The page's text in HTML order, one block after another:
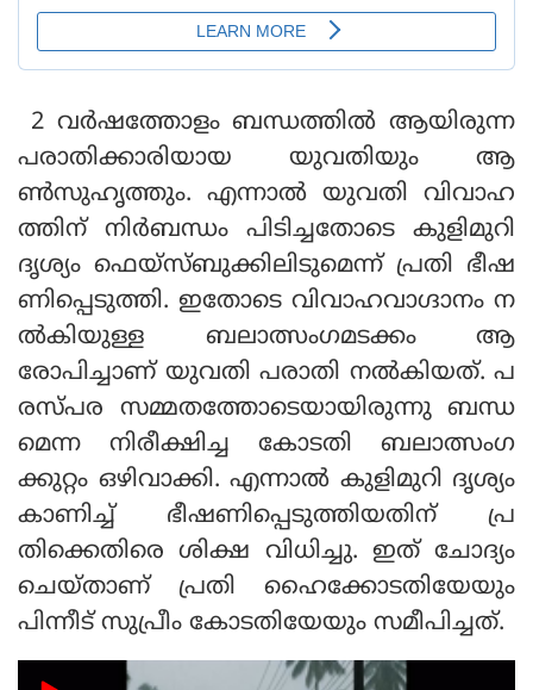
2 വര്‍ഷത്തോളം ബന്ധത്തില്‍ ആയിരുന്ന
പരാതിക്കാരിയായ യുവതിയും ആ
ണ്‍സുഹൃത്തും. എന്നാല്‍ യുവതി വിവാഹ
ത്തിന് നിര്‍ബന്ധം പിടിച്ചതോടെ കുളിമുറി
ദൃശ്യം ഫെയ്‌സ്ബുക്കിലിടുമെന്ന് പ്രതി ഭീഷ
ണിപ്പെടുത്തി. ഇതോടെ വിവാഹവാഗ്ദാനം ന
ല്‍കിയുള്ള ബലാത്സംഗമടക്കം ആ
രോപിച്ചാണ് യുവതി പരാതി നല്‍കിയത്. പ
രസ്പര സമ്മതത്തോടെയായിരുന്നു ബന്ധ
മെന്ന നിരീക്ഷിച്ച കോടതി ബലാത്സംഗ
ക്കുറ്റം ഒഴിവാക്കി. എന്നാല്‍ കുളിമുറി ദൃശ്യം
കാണിച്ച് ഭീഷണിപ്പെടുത്തിയതിന് പ്ര
തിക്കെതിരെ ശിക്ഷ വിധിച്ചു. ഇത് ചോദ്യം
ചെയ്താണ് പ്രതി ഹൈക്കോടതിയേയും
പിന്നീട് സുപ്രീം കോടതിയേയും സമീപിച്ചത്.